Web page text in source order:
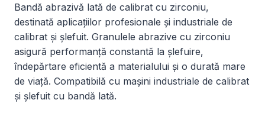
prețuri:
310,00 lei
până
la
670,00 lei
Bandă abrazivă lată de calibrat cu zirconiu,
destinată aplicațiilor profesionale și industriale de
calibrat și șlefuit. Granulele abrazive cu zirconiu
asigură performanță constantă la șlefuire,
îndepărtare eficientă a materialului și o durată mare
de viață. Compatibilă cu mașini industriale de calibrat
și șlefuit cu bandă lată.